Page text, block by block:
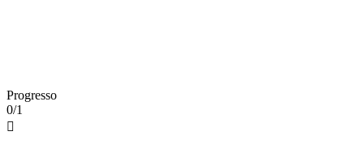
Progresso
0/1
